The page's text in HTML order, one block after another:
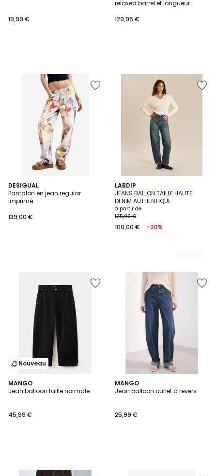
19,99 €
relaxed barrel et longueur
129,95 €
DESIGUAL
Pantalon en jean regular
imprimé
139,00 €
LABDIP
JEANS BALLON TAILLE HAUTE
DENIM AUTHENTIQUE
à partir de
125,00 €
100,00 € -20%
5
Couleurs
Nouveau
MANGO
Jean balloon taille normale
45,99 €
MANGO
Jean balloon ourlet à revers
25,99 €